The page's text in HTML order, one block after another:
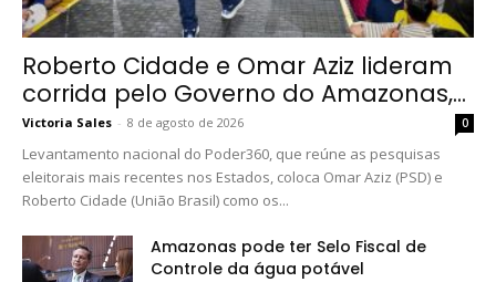
Roberto Cidade e Omar Aziz lideram
corrida pelo Governo do Amazonas,...
Victoria Sales - 8 de agosto de 2026 0
Levantamento nacional do Poder360, que reúne as pesquisas
eleitorais mais recentes nos Estados, coloca Omar Aziz (PSD) e
Roberto Cidade (União Brasil) como os...
Amazonas pode ter Selo Fiscal de
Controle da água potável